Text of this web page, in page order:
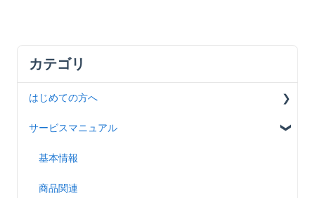
はじめての方へ
導入の流れ
オンボード動画
アカウント設定（SCシステム）
サービスマニュアル
基本情報
商品関連